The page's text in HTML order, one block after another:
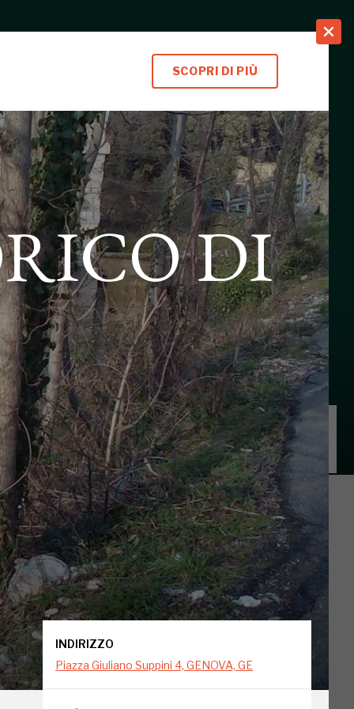
SCOPRI DI PIÙ
DI
INDIRIZZO
Piazza Giuliano Suppini 4, GENOVA, GE
INDIRIZZO
Piazza Giuliano Suppini 4, GENOVA, GE